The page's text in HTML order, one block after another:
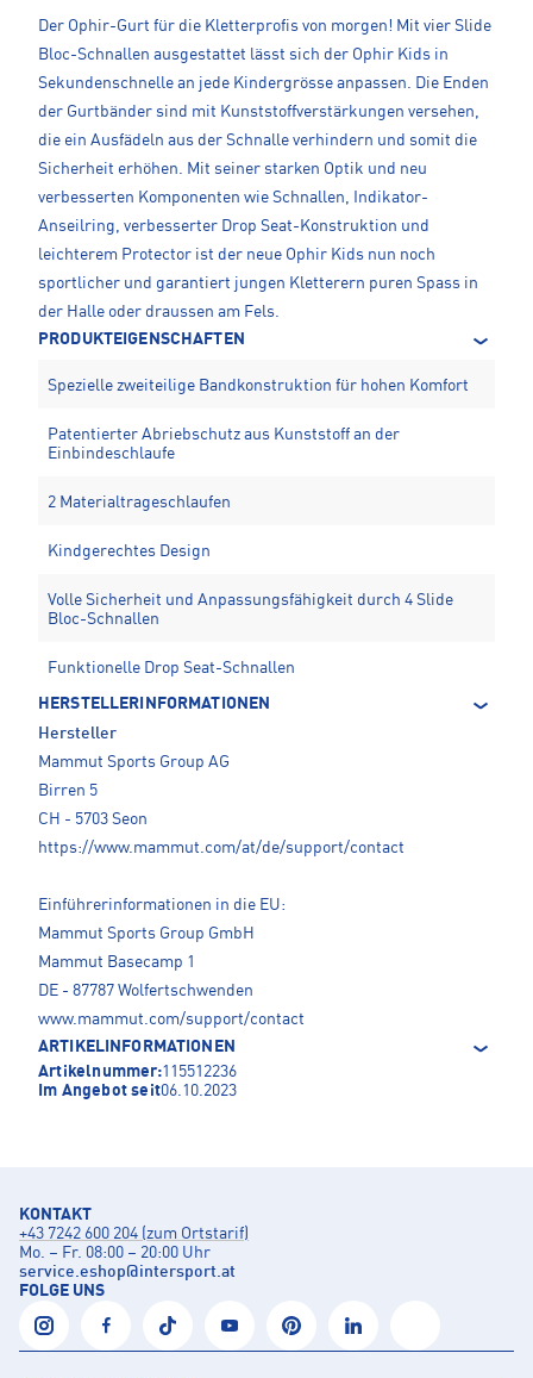
Der Ophir-Gurt für die Kletterprofis von morgen! Mit vier Slide
Bloc-Schnallen ausgestattet lässt sich der Ophir Kids in
Sekundenschnelle an jede Kindergrösse anpassen. Die Enden
der Gurtbänder sind mit Kunststoffverstärkungen versehen,
die ein Ausfädeln aus der Schnalle verhindern und somit die
Sicherheit erhöhen. Mit seiner starken Optik und neu
verbesserten Komponenten wie Schnallen, Indikator-
Anseilring, verbesserter Drop Seat-Konstruktion und
leichterem Protector ist der neue Ophir Kids nun noch
sportlicher und garantiert jungen Kletterern puren Spass in
der Halle oder draussen am Fels.
PRODUKTEIGENSCHAFTEN
Spezielle zweiteilige Bandkonstruktion für hohen Komfort
Patentierter Abriebschutz aus Kunststoff an der
Einbindeschlaufe
2 Materialtrageschlaufen
Kindgerechtes Design
Volle Sicherheit und Anpassungsfähigkeit durch 4 Slide
Bloc-Schnallen
Funktionelle Drop Seat-Schnallen
HERSTELLERINFORMATIONEN
Hersteller
Mammut Sports Group AG
Birren 5
CH - 5703 Seon
https://www.mammut.com/at/de/support/contact
Einführerinformationen in die EU:
Mammut Sports Group GmbH
Mammut Basecamp 1
DE - 87787 Wolfertschwenden
www.mammut.com/support/contact
ARTIKELINFORMATIONEN
Artikelnummer:115512236
Im Angebot seit06.10.2023
KONTAKT
+43 7242 600 204 (zum Ortstarif)
Mo. – Fr. 08:00 – 20:00 Uhr
service.eshop@intersport.at
FOLGE UNS